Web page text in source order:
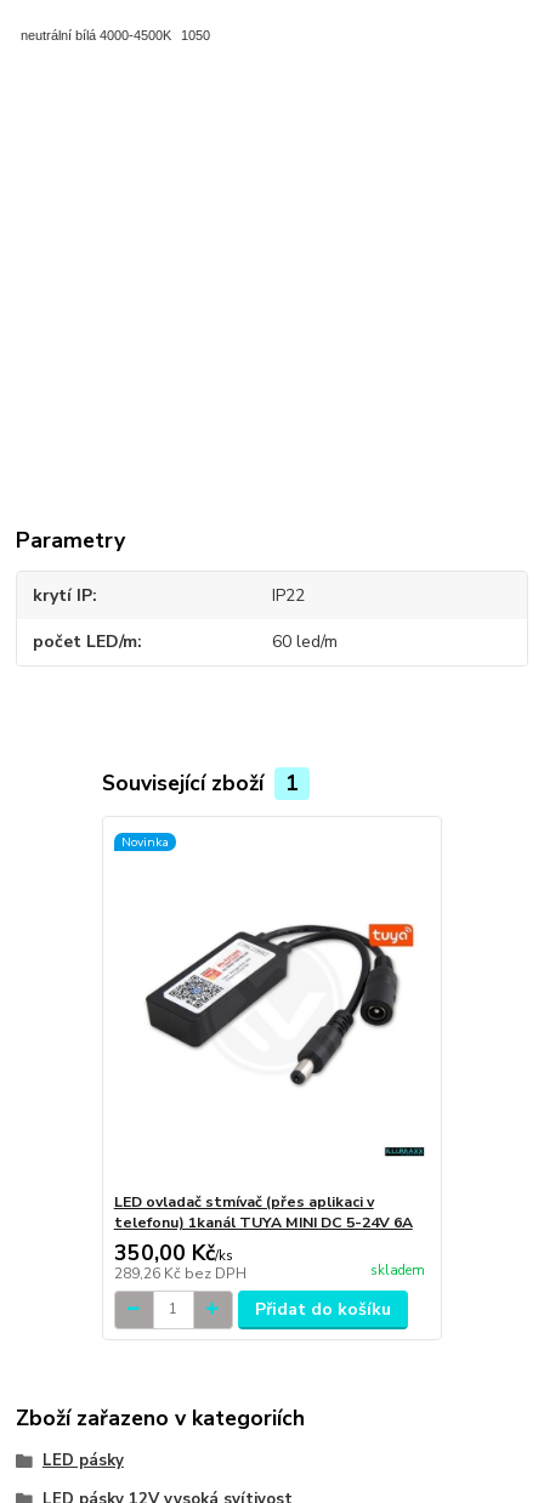
neutrální bílá 4000-4500K 1050
Parametry
krytí IP IP22
počet LED/m 60 led/m
Související zboží 1
Novinka
LED ovladač stmívač (přes aplikaci v
telefonu) 1kanál TUYA MINI DC 5-24V 6A
350,00 Kč/ks
289,26 Kč bez DPH skladem
Přidat do košíku
Zboží zařazeno v kategoriích
LED pásky